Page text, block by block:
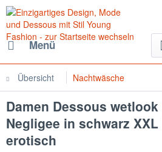
Menü
Übersicht Nachtwäsche
Damen Dessous
Negligee in schwarz
erotisch